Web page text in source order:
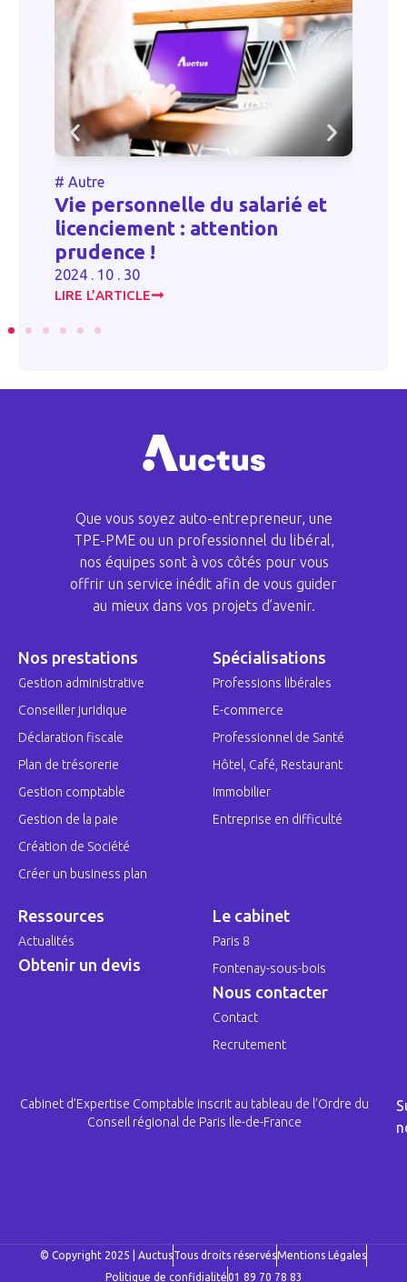
et
Barèmes fiscaux de
remboursement des frais
kilométriques
LIRE L’ARTICLE
Que vous soyez auto-entrepreneur, une
TPE-PME ou un professionnel du libéral,
nos équipes sont à vos côtés pour vous
offrir un service inédit afin de vous guider
au mieux dans vos projets d’avenir.
Nos prestations
Gestion administrative
Conseiller juridique
Déclaration fiscale
Plan de trésorerie
Gestion comptable
Gestion de la paie
Création de Société
Créer un business plan
Spécialisations
Professions libérales
E-commerce
Professionnel de Santé
Hôtel, Café, Restaurant
Immobilier
Entreprise en difficulté
Ressources
Actualités
Obtenir un devis
Le cabinet
Paris 8
Fontenay-sous-bois
Nous contacter
Contact
Recrutement
Cabinet d’Expertise Comptable inscrit au tableau de l’Ordre du
Conseil régional de Paris Ile-de-France
© Copyright 2025 | AuctusTous droits réservésMentions Légales
Politique de confidialité01 89 70 78 83